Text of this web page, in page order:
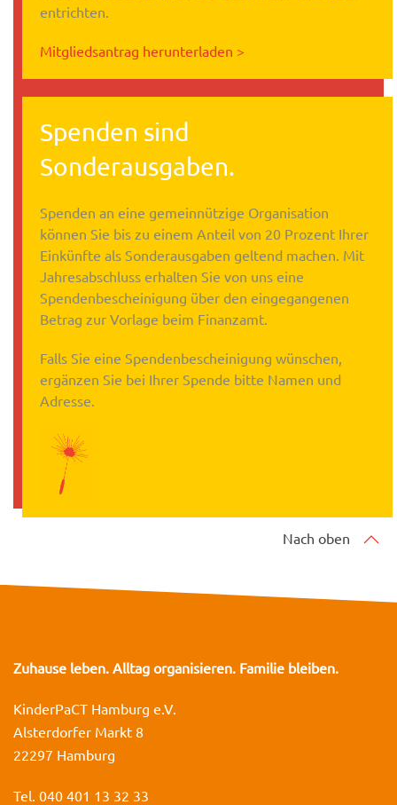
entrichten.
Mitgliedsantrag herunterladen >
Spenden sind
Sonderausgaben.
Spenden an eine gemeinnützige Organisation
können Sie bis zu einem Anteil von 20 Prozent Ihrer
Einkünfte als Sonderausgaben geltend machen. Mit
Jahresabschluss erhalten Sie von uns eine
Spendenbescheinigung über den eingegangenen
Betrag zur Vorlage beim Finanzamt.
Falls Sie eine Spendenbescheinigung wünschen,
ergänzen Sie bei Ihrer Spende bitte Namen und
Adresse.
Nach oben
Zuhause leben. Alltag organisieren. Familie bleiben.
KinderPaCT Hamburg e.V.
Alsterdorfer Markt 8
22297 Hamburg
Tel. 040 401 13 32 33